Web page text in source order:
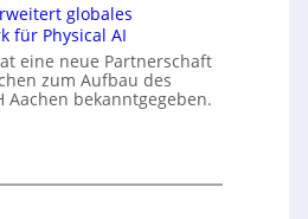
globales
für Physical AI
eine neue Partnerschaft
zum Aufbau des
Aachen bekanntgegeben.